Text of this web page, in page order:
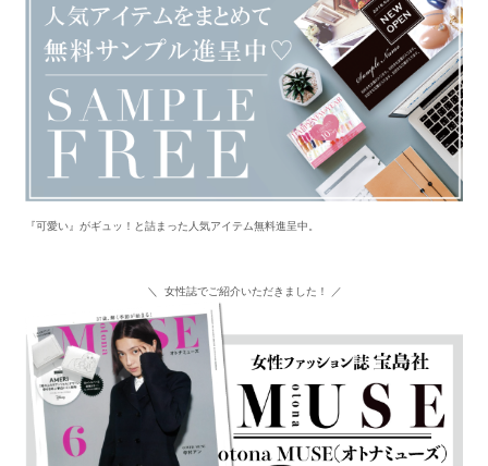
『可愛い』がギュッ！と詰まった人気アイテム無料進呈中。
＼ 女性誌でご紹介いただきました！ ／